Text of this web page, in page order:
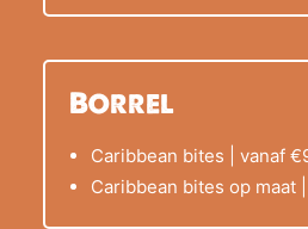
Borrel
Caribbean bites | vanaf
Caribbean bites op maat